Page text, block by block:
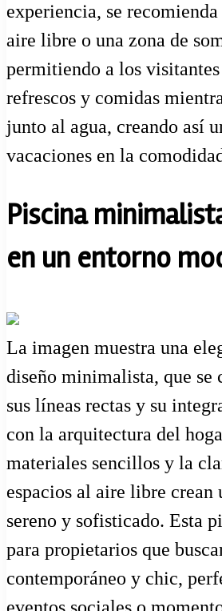
experiencia, se
aire libre o una zona de
permitiendo a los
refrescos y comidas
junto al agua, creando así
vacaciones en la
Piscina
en un entorno
La imagen muestra una
diseño minimalista, que se
sus líneas rectas y su
con la arquitectura del
materiales sencillos y la
espacios al aire libre crean
sereno y sofisticado. Esta
para propietarios que
contemporáneo y chic,